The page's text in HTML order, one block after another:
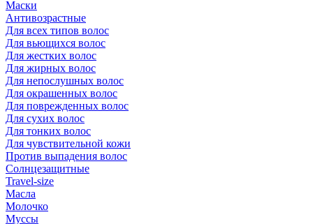
Маски
Антивозрастные
Для всех типов волос
Для вьющихся волос
Для жестких волос
Для жирных волос
Для непослушных волос
Для окрашенных волос
Для поврежденных волос
Для сухих волос
Для тонких волос
Для чувствительной кожи
Против выпадения волос
Солнцезащитные
Travel-size
Масла
Молочко
Муссы